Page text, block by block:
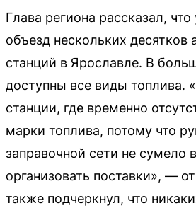
Глава региона рассказал,
объезд нескольких десятков
станций в Ярославле. В
доступны все виды топлива.
станции, где временно
марки топлива, потому что
заправочной сети не сумело
организовать поставки», —
также подчеркнул, что